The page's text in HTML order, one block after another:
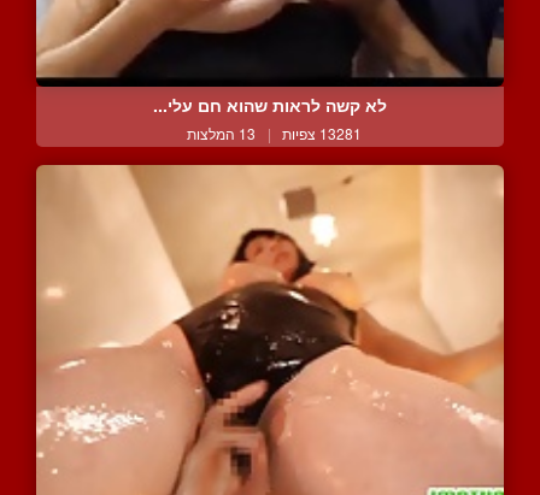
לא קשה לראות שהוא חם עלי...
13281 צפיות | 13 המלצות